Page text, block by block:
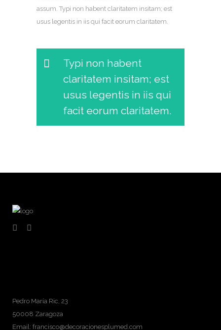
assum. Typi non habent claritatem insitam; est
usus legentis in iis qui facit eorum claritatem.
Typi non habent
claritatem insitam; est
usus legentis in iis qui
facit eorum claritatem.
Pedro María Ric, 23
50008 Zaragoza
Email: francisco@decoracionesplumed.com